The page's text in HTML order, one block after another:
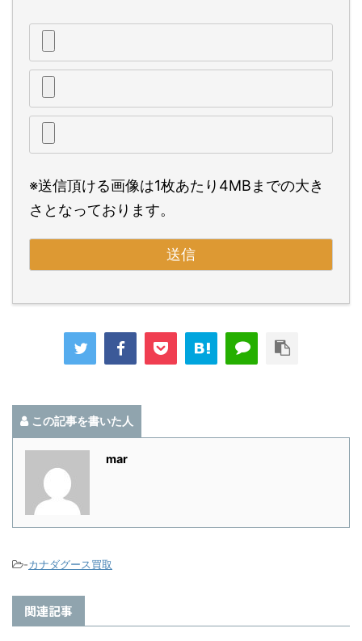
※送信頂ける画像は1枚あたり4MBまでの大き
さとなっております。
この記事を書いた人
mar
-カナダグース買取
関連記事